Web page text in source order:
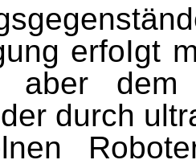
erfoIgt
aber dem
durch